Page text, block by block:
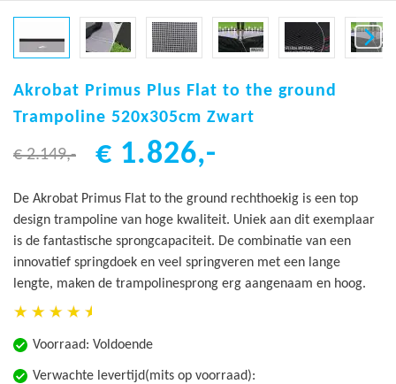
naar
het
van
afbeeldingen-
gallerij
Akrobat Primus Plus Flat to the ground
Trampoline 520x305cm Zwart
€ 2.149,- € 1.826,-
De Akrobat Primus Flat to the ground rechthoekig is een top
design trampoline van hoge kwaliteit. Uniek aan dit exemplaar
is de fantastische sprongcapaciteit. De combinatie van een
innovatief springdoek en veel springveren met een lange
lengte, maken de trampolinesprong erg aangenaam en hoog.
Voorraad: Voldoende
Verwachte levertijd(mits op voorraad):